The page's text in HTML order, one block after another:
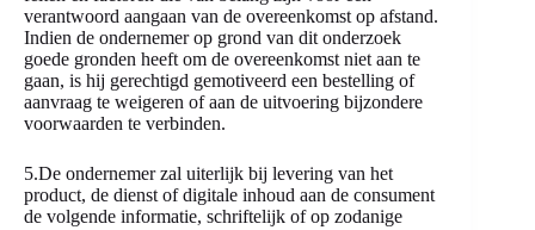
verantwoord aangaan van de overeenkomst op afstand.
Indien de ondernemer op grond van dit onderzoek
goede gronden heeft om de overeenkomst niet aan te
gaan, is hij gerechtigd gemotiveerd een bestelling of
aanvraag te weigeren of aan de uitvoering bijzondere
voorwaarden te verbinden.
5.De ondernemer zal uiterlijk bij levering van het
product, de dienst of digitale inhoud aan de consument
de volgende informatie, schriftelijk of op zodanige